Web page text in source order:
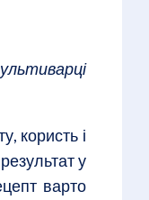
користь і
у
варто